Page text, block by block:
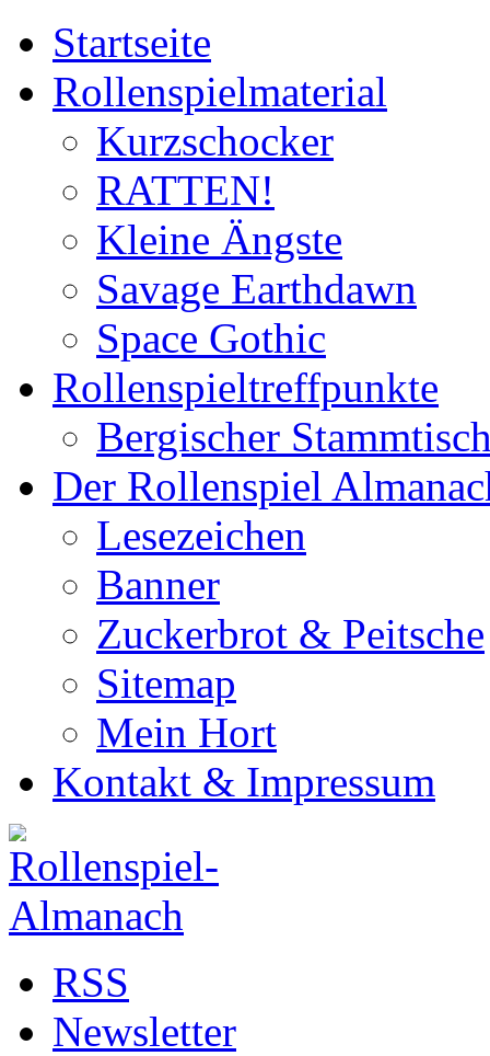
Startseite
Rollenspielmaterial
Kurzschocker
RATTEN!
Kleine Ängste
Savage Earthdawn
Space Gothic
Rollenspieltreffpunkte
Bergischer
Der Rollenspiel
Lesezeichen
Banner
Zuckerbrot & Peitsche
Sitemap
Mein Hort
Kontakt & Impressum
RSS
Newsletter